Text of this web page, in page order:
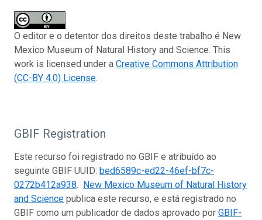
O editor e o detentor dos direitos deste trabalho é New
Mexico Museum of Natural History and Science. This
work is licensed under a Creative Commons Attribution
(CC-BY 4.0) License.
GBIF Registration
Este recurso foi registrado no GBIF e atribuído ao
seguinte GBIF UUID: bed6589c-ed22-46ef-bf7c-
0272b412a938. New Mexico Museum of Natural History
and Science publica este recurso, e está registrado no
GBIF como um publicador de dados aprovado por GBIF-